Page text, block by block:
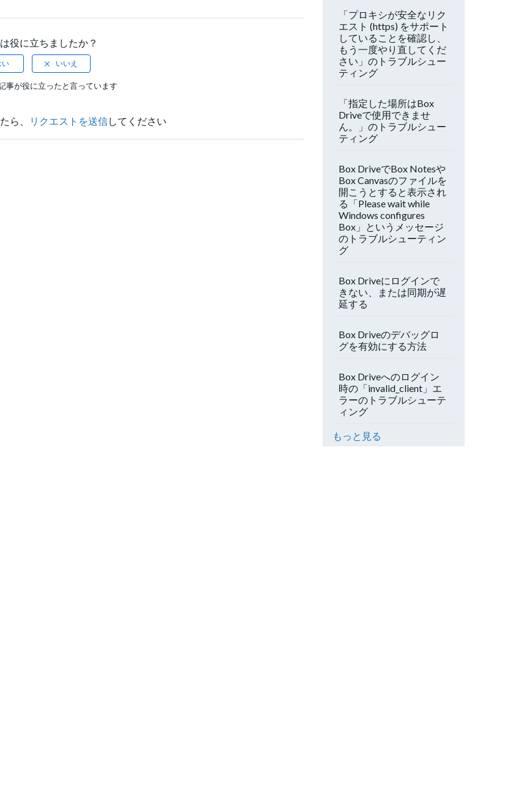
役に立ちましたか？
事が役に立ったと言っています
ら、 リクエストを送信してください
「プロキシが安全なリク
エスト (https) をサポート
していることを確認し、
もう一度やり直してくだ
さい」のトラブルシュー
ティング
「指定した場所はBox
Driveで使用できませ
ん。」のトラブルシュー
ティング
Box DriveでBox Notesや
Box Canvasのファイルを
開こうとすると表示され
る「Please wait while
Windows configures
Box」というメッセージ
のトラブルシューティン
グ
Box Driveにログインで
きない、または同期が遅
延する
Box Driveのデバッグロ
グを有効にする方法
Box Driveへのログイン
時の「invalid_client」エ
ラーのトラブルシューテ
ィング
もっと見る